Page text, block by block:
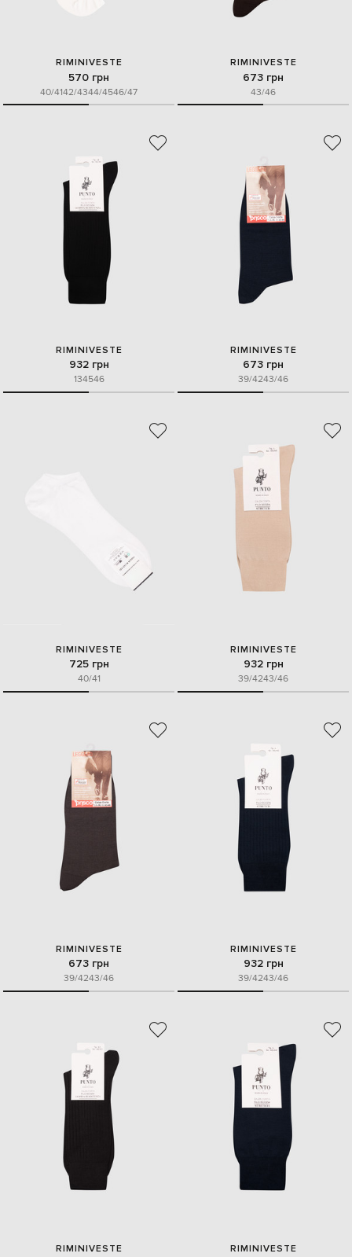
RIMINIVESTE
570 грн
40/4142/4344/4546/47
RIMINIVESTE
673 грн
43/46
RIMINIVESTE
932 грн
134546
RIMINIVESTE
673 грн
39/4243/46
RIMINIVESTE
725 грн
40/41
RIMINIVESTE
932 грн
39/4243/46
RIMINIVESTE
673 грн
39/4243/46
RIMINIVESTE
932 грн
39/4243/46
RIMINIVESTE RIMINIVESTE